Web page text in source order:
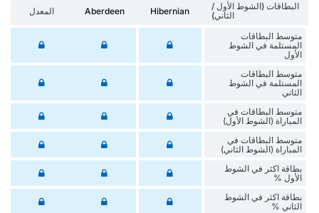
البطاقات (الشوط الأول /
الثاني)
Hibernian
Aberdeen المعدل
متوسط البطاقات
المستلمة في الشوط
الأول
متوسط البطاقات
المستلمة في الشوط
الثاني
متوسط البطاقات في
المباراة (الشوط الأول)
متوسط البطاقات في
المباراة (الشوط الثاني)
‏بطاقة اكثر في الشوط
الأول %
‏بطاقة اكثر في الشوط
‏الثاني %